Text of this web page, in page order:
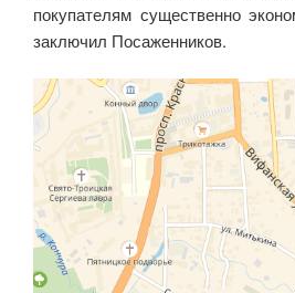
покупателям существенно
заключил Посаженников.